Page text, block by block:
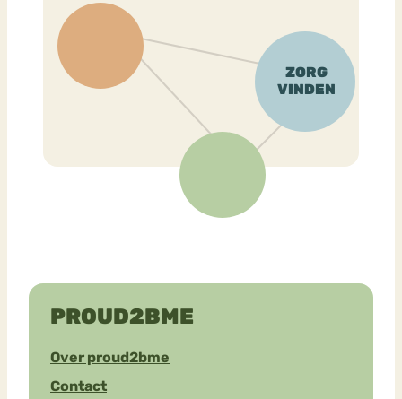
PROUD2BME
Over proud2bme
Contact